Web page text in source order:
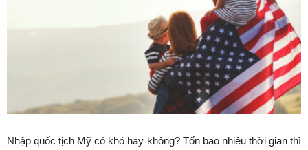
Nhập quốc tịch Mỹ có khó hay không? Tốn bao nhiêu thời gian thì